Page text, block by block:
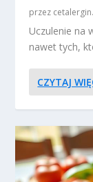
przez
Uczulenie na
nawet tych,
CZYTAJ